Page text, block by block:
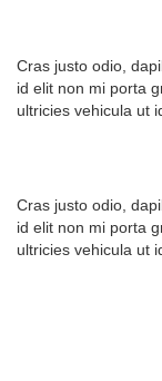
Cras justo odio,
id elit non mi porta
ultricies vehicula ut
Cras justo odio,
id elit non mi porta
ultricies vehicula ut